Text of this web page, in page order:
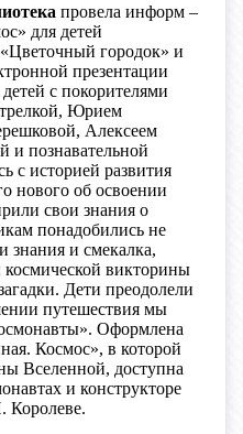
провела информ –
для детей
городок» и
презентации
с покорителями
Юрием
Алексеем
и познавательной
с историей развития
нового об освоении
свои знания о
понадобились не
знания и смекалка,
космической викторины
Дети преодолели
путешествия мы
Оформлена
Космос», в которой
Вселенной, доступна
и конструкторе
Королеве.